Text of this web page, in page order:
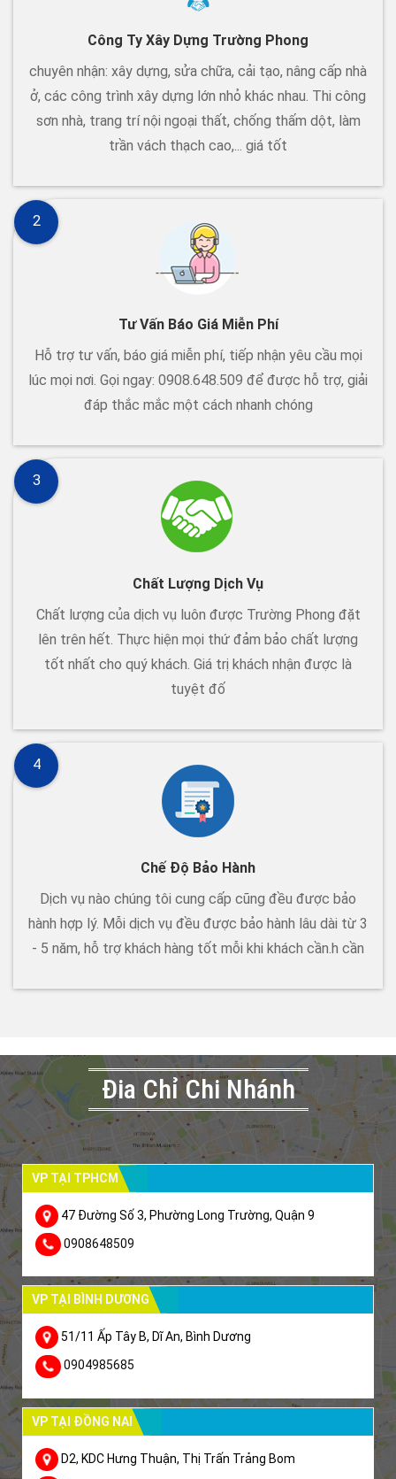
Công Ty Xây Dựng Trường Phong
chuyên nhận: xây dựng, sửa chữa, cải tạo, nâng cấp nhà
ở, các công trình xây dựng lớn nhỏ khác nhau. Thi công
sơn nhà, trang trí nội ngoại thất, chống thấm dột, làm
trần vách thạch cao,... giá tốt
Tư Vấn Báo Giá Miễn Phí
Hỗ trợ tư vấn, báo giá miễn phí, tiếp nhận yêu cầu mọi
lúc mọi nơi. Gọi ngay: 0908.648.509 để được hỗ trợ, giải
đáp thắc mắc một cách nhanh chóng
2
Chất Lượng Dịch Vụ
Chất lượng của dịch vụ luôn được Trường Phong đặt
lên trên hết. Thực hiện mọi thứ đảm bảo chất lượng
tốt nhất cho quý khách. Giá trị khách nhận được là
tuyệt đố
3
Chế Độ Bảo Hành
Dịch vụ nào chúng tôi cung cấp cũng đều được bảo
hành hợp lý. Mỗi dịch vụ đều được bảo hành lâu dài từ 3
- 5 năm, hỗ trợ khách hàng tốt mỗi khi khách cần.h cần
4
Đia Chỉ Chi Nhánh
VP TẠI TPHCM
47 Đường Số 3, Phường Long Trường, Quận 9
0908648509
VP TẠI BÌNH DƯƠNG
51/11 Ấp Tây B, Dĩ An, Bình Dương
0904985685
VP TẠI ĐỒNG NAI
D2, KDC Hưng Thuận, Thị Trấn Trảng Bom